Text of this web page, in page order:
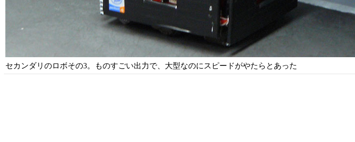
セカンダリのロボその3。ものすごい出力で、大型なのにスピードがやたらとあった